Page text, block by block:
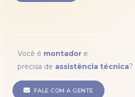
Você é montador e
precisa de assistência técnica?
FALE COM A GENTE